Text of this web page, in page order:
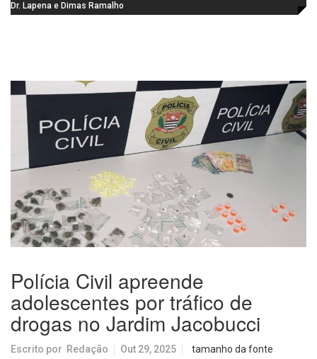
INSS, como vice
data extra em Belo Horizonte
Dr. Lapena e Dimas Ramalho
Polícia Civil apreende
adolescentes por tráfico de
drogas no Jardim Jacobucci
Escrito por Redação Out 29, 2025 tamanho da fonte